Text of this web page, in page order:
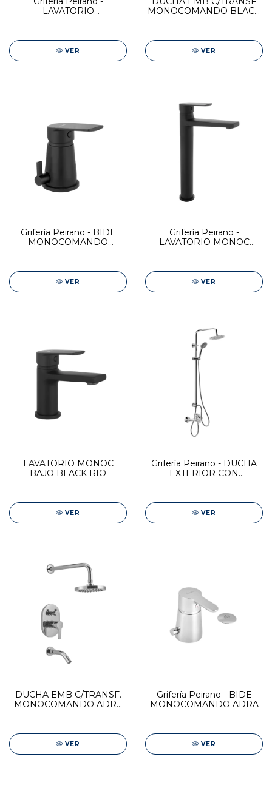
LAVATORIO
VER
MONOCOMANDO BLACK
VER
Grifería Peirano - BIDE
MONOCOMANDO
VER
Grifería Peirano -
LAVATORIO MONOC
VER
LAVATORIO MONOC
BAJO BLACK RIO
VER
Grifería Peirano - DUCHA
EXTERIOR CON
VER
DUCHA EMB C/TRANSF.
MONOCOMANDO ADRA
VER
Grifería Peirano - BIDE
MONOCOMANDO ADRA
VER